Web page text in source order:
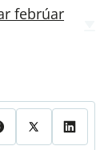
febrúar